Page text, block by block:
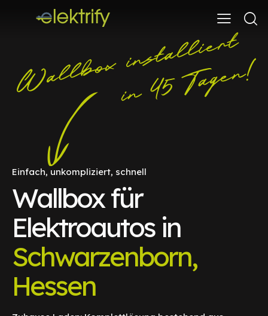
Einfach, unkompliziert, schnell
Wallbox für
Elektroautos in
Schwarzenborn,
Hessen